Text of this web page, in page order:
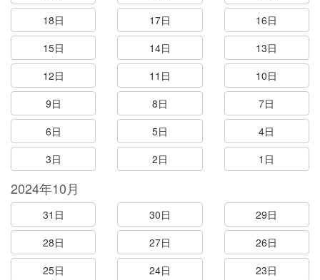
18日
17日
16日
15日
14日
13日
12日
11日
10日
9日
8日
7日
6日
5日
4日
3日
2日 1日
2024年10月
31日 30日
29日
28日
27日
26日
25日
24日
23日